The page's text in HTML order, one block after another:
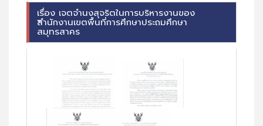
เรื่อง เจตจำนงสุจริตในการบริหารงานของ
สำนักงานเขตพื้นที่การศึกษาประถมศึกษา
สมุทรสาคร